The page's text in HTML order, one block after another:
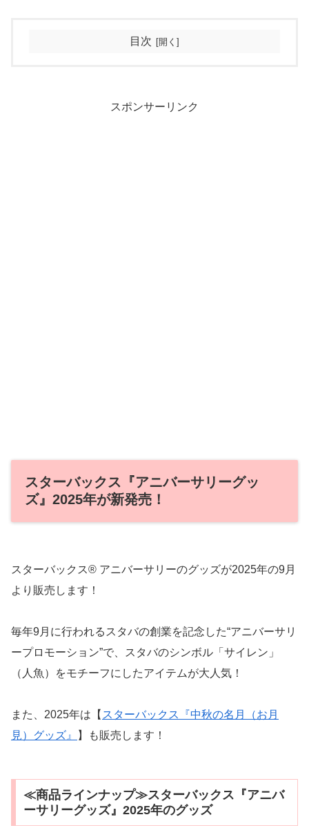
目次
スポンサーリンク
スターバックス『アニバーサリーグッ
ズ』2025年が新発売！
スターバックス® アニバーサリーのグッズが2025年の9月
より販売します！
毎年9月に行われるスタバの創業を記念した“アニバーサリ
ープロモーション”で、スタバのシンボル「サイレン」
（人魚）をモチーフにしたアイテムが大人気！
また、2025年は【 スターバックス『中秋の名月（お月
見）グッズ』
】も販売します！
≪商品ラインナップ≫スターバックス『アニバ
ーサリーグッズ』2025年のグッズ